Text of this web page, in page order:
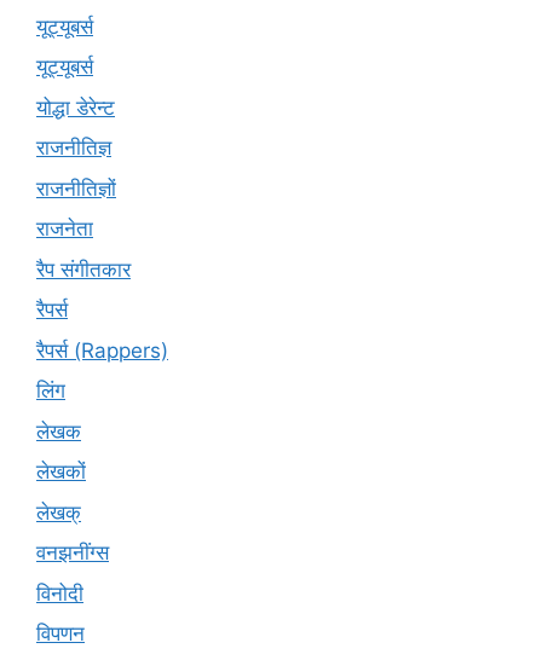
यूट्‍यूबर्स
यूट्यूबर्स
योद्धा डेरेन्ट
राजनीतिज्ञ
राजनीतिज्ञों
राजनेता
रैप संगीतकार
रैपर्स
रैपर्स (Rappers)
लिंग
लेखक
लेखकों
लेखक्
वनझनींग्स
विनोदी
विपणन